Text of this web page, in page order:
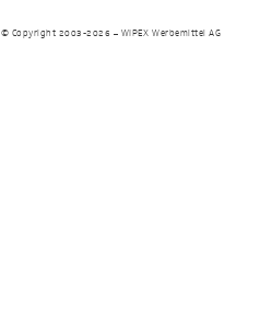
© Copyright 2003-2026 – WIPEX Werbemittel AG